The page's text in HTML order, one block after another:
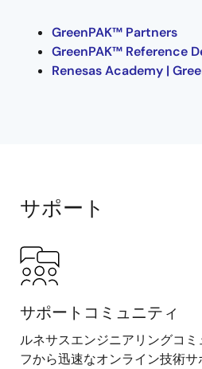
GreenPAK™ Partners
GreenPAK™ Reference
Renesas Academy |
サポート
サポートコミュニティ
ルネサスエンジニアリングコ
フから迅速なオンライン技術